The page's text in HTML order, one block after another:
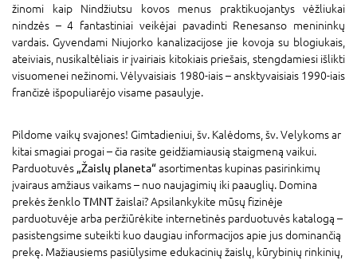
žinomi kaip Nindžiutsu kovos menus praktikuojantys vėžliukai
nindzės – 4 fantastiniai veikėjai pavadinti Renesanso menininkų
vardais. Gyvendami Niujorko kanalizacijose jie kovoja su blogiukais,
ateiviais, nusikaltėliais ir įvairiais kitokiais priešais, stengdamiesi išlikti
visuomenei nežinomi. Vėlyvaisiais 1980-iais – ansktyvaisiais 1990-iais
frančizė išpopuliarėjo visame pasaulyje.
Pildome vaikų svajones! Gimtadieniui, šv. Kalėdoms, šv. Velykoms ar
kitai smagiai progai – čia rasite geidžiamiausią staigmeną vaikui.
Parduotuvės „Žaislų planeta“asortimentas kupinas pasirinkimų
įvairaus amžiaus vaikams – nuo naujagimių iki paauglių. Domina
prekės ženkloTMNTžaislai? Apsilankykite mūsų fizinėje
parduotuvėje arba peržiūrėkite internetinės parduotuvės katalogą –
pasistengsime suteikti kuo daugiau informacijos apie jus dominančią
prekę. Mažiausiems pasiūlysime edukacinių žaislų, kūrybinių rinkinių,